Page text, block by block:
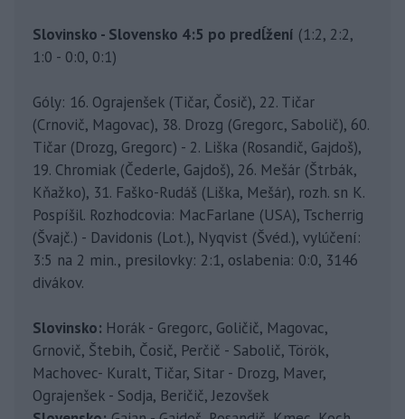
Slovinsko - Slovensko 4:5 po predĺžení (1:2, 2:2,
1:0 - 0:0, 0:1)
Góly: 16. Ograjenšek (Tičar, Čosič), 22. Tičar
(Crnovič, Magovac), 38. Drozg (Gregorc, Sabolič), 60.
Tičar (Drozg, Gregorc) - 2. Liška (Rosandič, Gajdoš),
19. Chromiak (Čederle, Gajdoš), 26. Mešár (Štrbák,
Kňažko), 31. Faško-Rudáš (Liška, Mešár), rozh. sn K.
Pospíšil. Rozhodcovia: MacFarlane (USA), Tscherrig
(Švajč.) - Davidonis (Lot.), Nyqvist (Švéd.), vylúčení:
3:5 na 2 min., presilovky: 2:1, oslabenia: 0:0, 3146
divákov.
Slovinsko: Horák - Gregorc, Goličič, Magovac,
Grnovič, Štebih, Čosič, Perčič - Sabolič, Török,
Machovec- Kuralt, Tičar, Sitar - Drozg, Maver,
Ograjenšek - Sodja, Beričič, Jezovšek